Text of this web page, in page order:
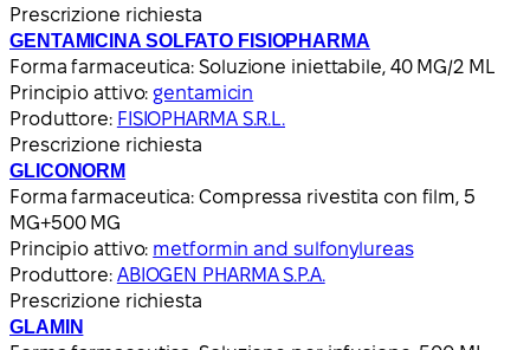
Prescrizione richiesta
GENTAMICINA SOLFATO FISIOPHARMA
Forma farmaceutica: Soluzione iniettabile, 40 MG/2 ML
Principio attivo: gentamicin
Produttore: FISIOPHARMA S.R.L.
Prescrizione richiesta
GLICONORM
Forma farmaceutica: Compressa rivestita con film, 5
MG+500 MG
Principio attivo: metformin and sulfonylureas
Produttore: ABIOGEN PHARMA S.P.A.
Prescrizione richiesta
GLAMIN